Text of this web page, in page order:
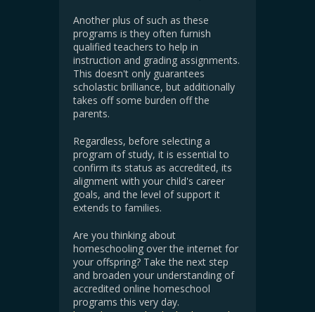
Another plus of such as these
programs is they often furnish
qualified teachers to help in
instruction and grading assignments.
This doesn't only guarantees
scholastic brilliance, but additionally
takes off some burden off the
parents.
Regardless, before selecting a
program of study, it is essential to
confirm its status as accredited, its
alignment with your child's career
goals, and the level of support it
extends to families.
Are you thinking about
homeschooling over the internet for
your offspring? Take the next step
and broaden your understanding of
accredited online homeschool
programs this very day.